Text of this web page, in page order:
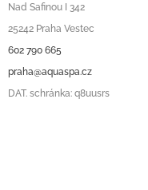
Nad Safinou I 342
25242 Praha Vestec
602 790 665
praha@aquaspa.cz
DAT. schránka: q8uusrs